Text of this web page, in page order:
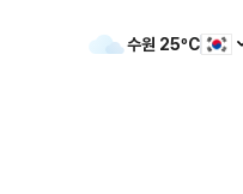
수원 25ºC